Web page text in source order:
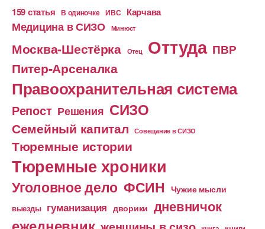
159 статья В одиночке ИВС Карчава
Медицина в СИЗО Минюст
Москва-Шестёрка Отец Оттуда ПВР
Питер-Арсеналка
Правоохранительная система
Репост Решения СИЗО
Семейный капитал Совещание в СИЗО
Тюремные истории
Тюремные хроники
Уголовное дело ФСИН Чужие мысли
выезды гуманизация дворики дневничок